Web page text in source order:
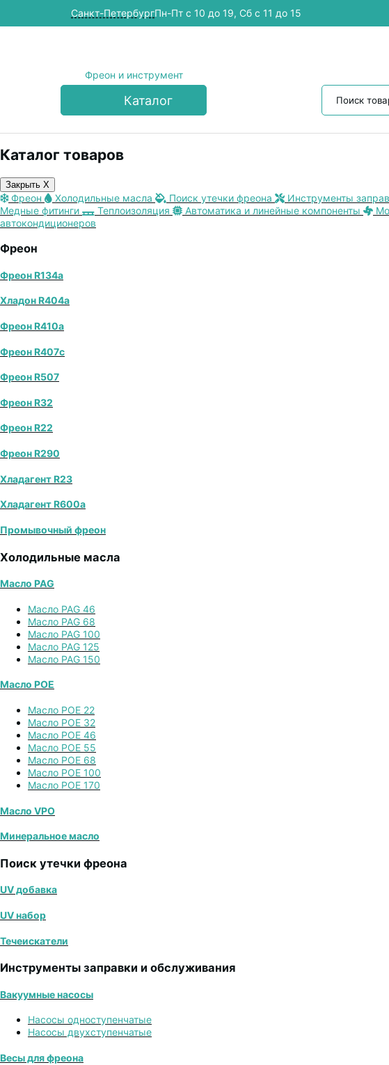
Cанкт-ПетербургПн-Пт с 10 до 19, Сб с 11 до 15
Фреон и инструмент
Каталог
Каталог товаров
Закрыть X
Фреон Холодильные масла Поиск утечки фреона Инструменты
Медные фитинги
Теплоизоляция Автоматика и линейные компоненты
автокондиционеров
Фреон
Фреон R134a
Хладон R404a
Фреон R410a
Фреон R407с
Фреон R507
Фреон R32
Фреон R22
Фреон R290
Хладагент R23
Хладагент R600a
Промывочный фреон
Холодильные масла
Масло PAG
Масло PAG 46
Масло PAG 68
Масло PAG 100
Масло PAG 125
Масло PAG 150
Масло POE
Масло POE 22
Масло POE 32
Масло POE 46
Масло POE 55
Масло POE 68
Масло POE 100
Масло POE 170
Масло VPO
Минеральное масло
Поиск утечки фреона
UV добавка
UV набор
Течеискатели
Инструменты заправки и обслуживания
Вакуумные насосы
Насосы одноступенчатые
Насосы двухступенчатые
Весы для фреона